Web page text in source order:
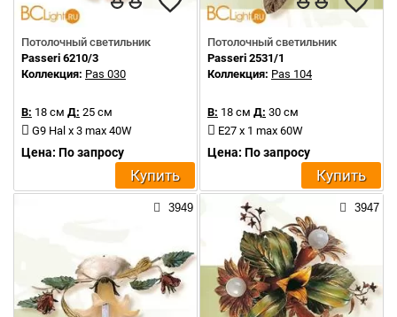
Потолочный светильник
Passeri 6210/3
Коллекция: Pas 030
В: 18 см Д: 25 см
G9 Hal x 3 max 40W
Цена: По запросу
Купить
Потолочный светильник
Passeri 2531/1
Коллекция: Pas 104
В: 18 см Д: 30 см
E27 x 1 max 60W
Цена: По запросу
Купить
3949 3947